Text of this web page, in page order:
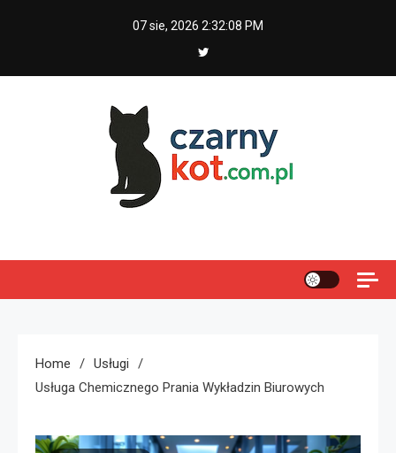
07 sie, 2026 2:32:09 PM
Home
Usługi
Usługa Chemicznego Prania Wykładzin Biurowych